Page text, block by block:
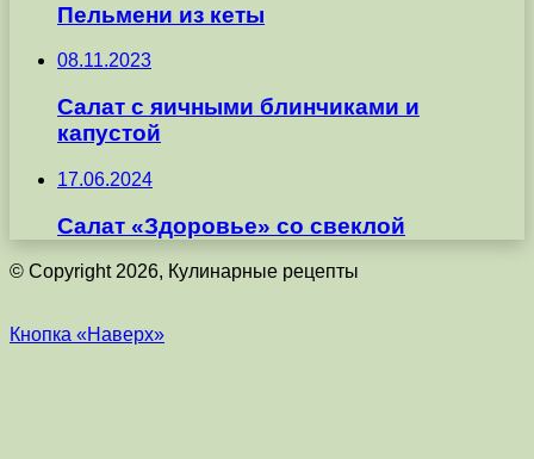
Пельмени из кеты
08.11.2023
Салат с яичными блинчиками и
капустой
17.06.2024
Салат «Здоровье» со свеклой
© Copyright 2026, Кулинарные рецепты
Кнопка «Наверх»